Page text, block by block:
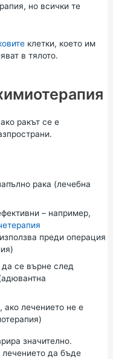
но всички те
клетки, което им
в тялото.
ракът се е
рака (лечебна
– например,
преди операция
да се върне след
ако лечението не е
значително.
лечението да бъде